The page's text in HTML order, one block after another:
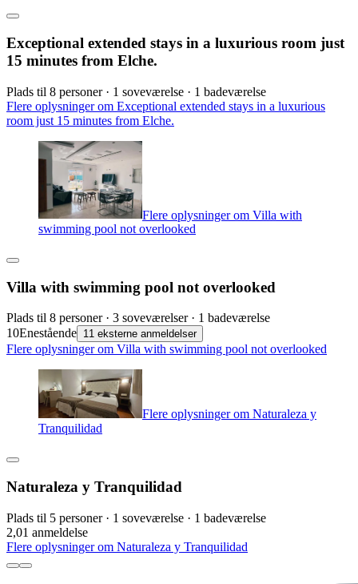
Exceptional extended stays in a luxurious room just
15 minutes from Elche.
Plads til 8 personer · 1 soveværelse · 1 badeværelse
Flere oplysninger om Exceptional extended stays in a luxurious
room just 15 minutes from Elche.
Flere oplysninger om Villa with
swimming pool not overlooked
Villa with swimming pool not overlooked
Plads til 8 personer · 3 soveværelser · 1 badeværelse
10Enestående 11 eksterne anmeldelser
Flere oplysninger om Villa with swimming pool not overlooked
Flere oplysninger om Naturaleza y
Tranquilidad
Naturaleza y Tranquilidad
Plads til 5 personer · 1 soveværelse · 1 badeværelse
2,01 anmeldelse
Flere oplysninger om Naturaleza y Tranquilidad